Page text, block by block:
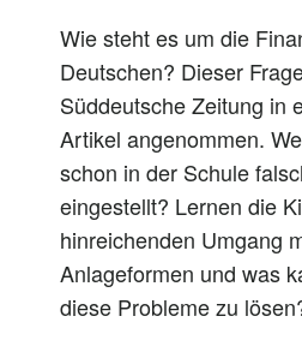
Wie steht es um die
Deutschen? Dieser
Süddeutsche Zeitung in
Artikel angenommen.
schon in der Schule
eingestellt? Lernen die
hinreichenden Umgang
Anlageformen und was
diese Probleme zu